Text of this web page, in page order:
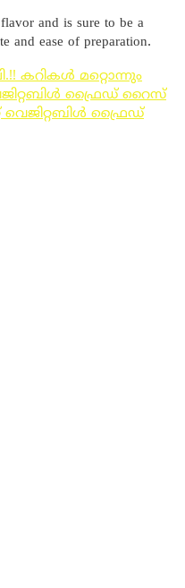
and is sure to be a
and ease of preparation.
കറികൾ മറ്റൊന്നും
ഫ്രൈഡ് റൈസ്
വെജിറ്റബിൾ ഫ്രൈഡ്